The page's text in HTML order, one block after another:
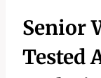
Senior
Tested